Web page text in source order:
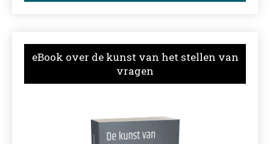
eBook over de kunst van het stellen van
vragen